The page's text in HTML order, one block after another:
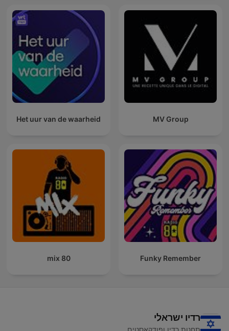
MV Group
Het uur van de waarheid
Funky Remember
80 mix
רדיו ישראלי